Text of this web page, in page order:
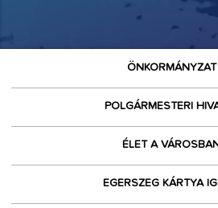
ÖNKORMÁNYZAT
POLGÁRMESTERI
ÉLET A
EGERSZEG KÁRTYA